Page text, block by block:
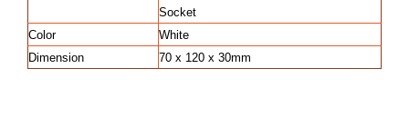
Socket
Color
White
Dimension
70 x 120 x 30mm